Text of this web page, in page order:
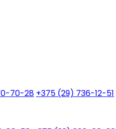
70-28 +375 (29) 736-12-51